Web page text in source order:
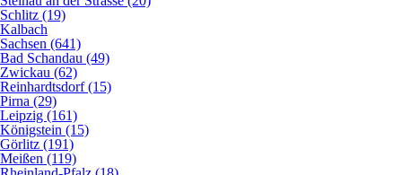
Schlitz (19)
Kalbach
Sachsen (641)
Bad Schandau (49)
Zwickau (62)
Reinhardtsdorf (15)
Pirna (29)
Leipzig (161)
Königstein (15)
Görlitz (191)
Meißen (119)